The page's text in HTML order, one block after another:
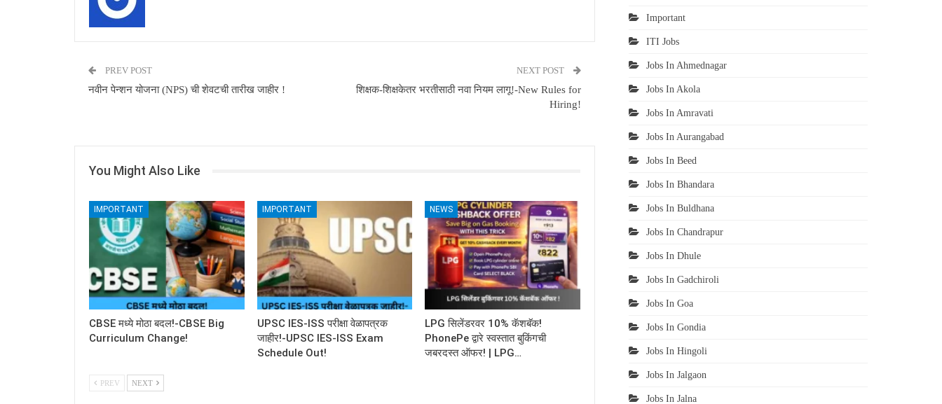
PREV POST
नवीन पेन्शन योजना (NPS) ची शेवटची तारीख जाहीर !
NEXT POST
शिक्षक-शिक्षकेतर भरतीसाठी नवा नियम लागू!-New Rules for
Hiring!
You Might Also Like
IMPORTANT
CBSE मध्ये मोठा बदल!-CBSE Big
Curriculum Change!
IMPORTANT
UPSC IES-ISS परीक्षा वेळापत्रक
जाहीर!-UPSC IES-ISS Exam
Schedule Out!
NEWS
LPG सिलेंडरवर 10% कॅशबॅक!
PhonePe द्वारे स्वस्तात बुकिंगची
जबरदस्त ऑफर! | LPG…
PREV NEXT
Important
ITI Jobs
Jobs In Ahmednagar
Jobs In Akola
Jobs In Amravati
Jobs In Aurangabad
Jobs In Beed
Jobs In Bhandara
Jobs In Buldhana
Jobs In Chandrapur
Jobs In Dhule
Jobs In Gadchiroli
Jobs In Goa
Jobs In Gondia
Jobs In Hingoli
Jobs In Jalgaon
Jobs In Jalna